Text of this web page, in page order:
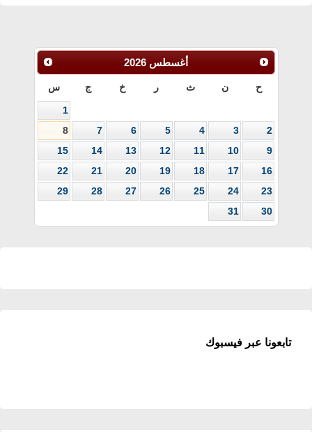
أغسطس 2026
ح ن ث ر خ ج س
1
2
3
4
5
6
7
8
9
10
11
12
13
14
15
16
17
18
19
20
21
22
23
24
25
26
27
28
29
30
31
تابعونا عبر فيسبوك